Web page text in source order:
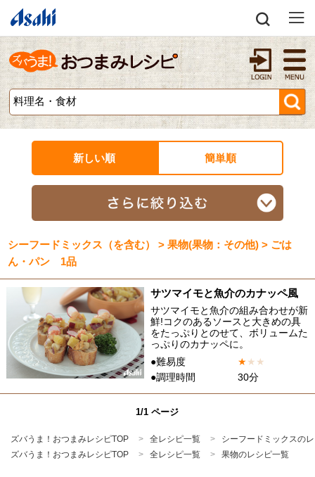
新しい順 簡単順
シーフードミックス（を含む） > 果物(果物：その他) > ごは
ん・パン 1品
サツマイモと魚介のカナッペ風
サツマイモと魚介の組み合わせが新
鮮!コクのあるソースと大きめの具
をたっぷりとのせて、ボリュームた
っぷりのカナッペに。
●難易度
★★ ★
●調理時間
30分
1/1 ページ
ズバうま！おつまみレシピTOP 全レシピ一覧
シーフードミックスの
ズバうま！おつまみレシピTOP
全レシピ一覧 果物のレシピ一覧